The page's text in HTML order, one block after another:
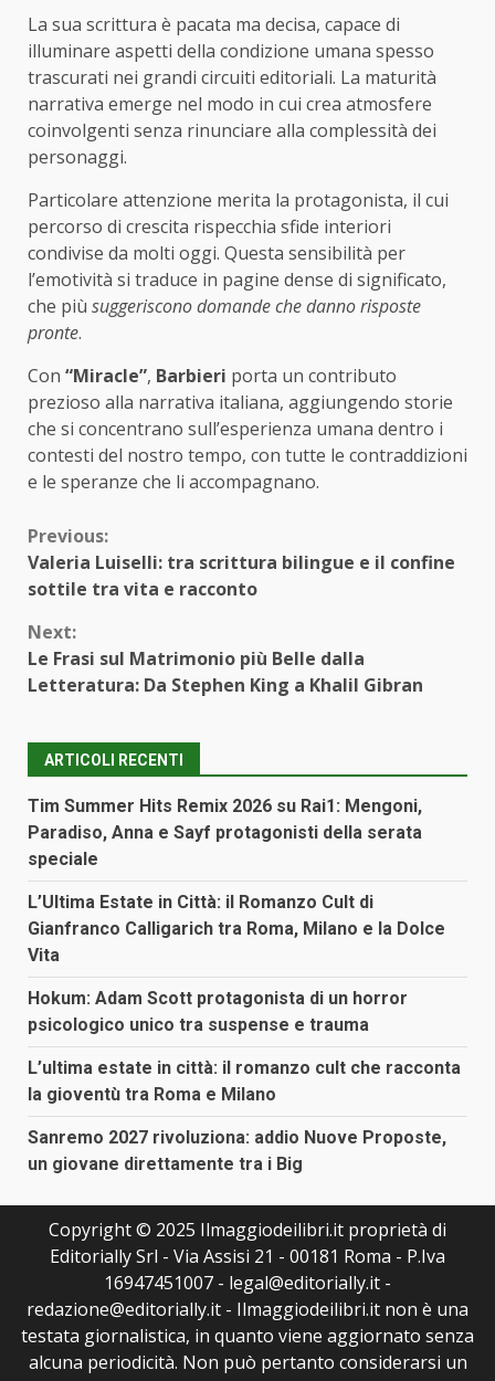
La sua scrittura è pacata ma decisa, capace di
illuminare aspetti della condizione umana spesso
trascurati nei grandi circuiti editoriali. La maturità
narrativa emerge nel modo in cui crea atmosfere
coinvolgenti senza rinunciare alla complessità dei
personaggi.
Particolare attenzione merita la protagonista, il cui
percorso di crescita rispecchia sfide interiori
condivise da molti oggi. Questa sensibilità per
l’emotività si traduce in pagine dense di significato,
che più suggeriscono domande che danno risposte
pronte.
Con “Miracle”, Barbieri porta un contributo
prezioso alla narrativa italiana, aggiungendo storie
che si concentrano sull’esperienza umana dentro i
contesti del nostro tempo, con tutte le contraddizioni
e le speranze che li accompagnano.
Continue
Reading
Previous:
Valeria Luiselli: tra scrittura bilingue e il confine
sottile tra vita e racconto
Next:
Le Frasi sul Matrimonio più Belle dalla
Letteratura: Da Stephen King a Khalil Gibran
ARTICOLI RECENTI
Tim Summer Hits Remix 2026 su Rai1: Mengoni,
Paradiso, Anna e Sayf protagonisti della serata
speciale
L’Ultima Estate in Città: il Romanzo Cult di
Gianfranco Calligarich tra Roma, Milano e la Dolce
Vita
Hokum: Adam Scott protagonista di un horror
psicologico unico tra suspense e trauma
L’ultima estate in città: il romanzo cult che racconta
la gioventù tra Roma e Milano
Sanremo 2027 rivoluziona: addio Nuove Proposte,
un giovane direttamente tra i Big
Copyright © 2025 Ilmaggiodeilibri.it proprietà di
Editorially Srl - Via Assisi 21 - 00181 Roma - P.Iva
16947451007 - legal@editorially.it -
redazione@editorially.it - Ilmaggiodeilibri.it non è una
testata giornalistica, in quanto viene aggiornato senza
alcuna periodicità. Non può pertanto considerarsi un